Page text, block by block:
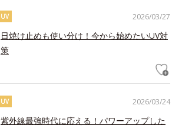
2026/03/27
UV
日焼け止めも使い分け！今から始めたいUV対
策
2026/03/24
UV
紫外線最強時代に応える！パワーアップした